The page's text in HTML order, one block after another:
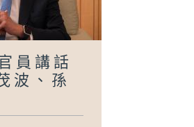
員講話
波、孫